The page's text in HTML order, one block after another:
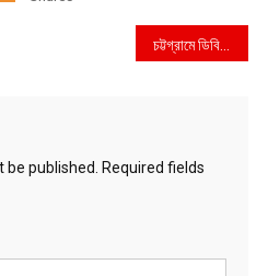
চট্টগ্রামে ডিবি (পশ্চিম) বিভাগের অভিযানে ২১০০ পিচ ইয়াবা সহ ১ জন আটক
be published. Required fields